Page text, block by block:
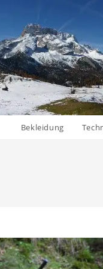
Bekleidung